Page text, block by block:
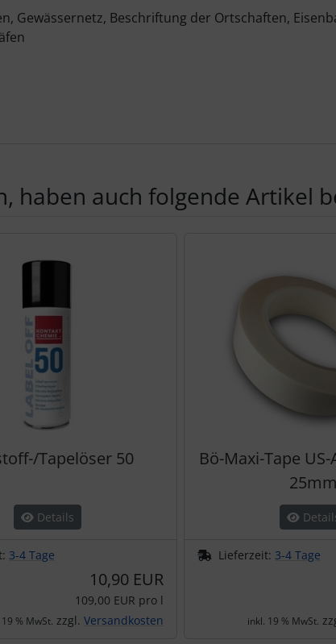
Gewässernetz, Beschriftung der Ortschaften,
haben auch folgende Artikel
Tapelöser 50
Details
3-4 Tage
10,90 EUR
109,00 EUR pro l
% MwSt. zzgl. Versandkosten
Bö-Maxi-Tape
25mm
Lieferzeit: 3-4 Tage
inkl. 19 % MwSt.